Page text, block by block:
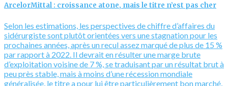
ArcelorMittal : croissance atone, mais le titre n’est pas cher
Selon les estimations, les perspectives de chiffre d’affaires du
sidérurgiste sont plutôt orientées vers une stagnation pour les
prochaines années, après un recul assez marqué de plus de 15 %
par rapport à 2022. Il devrait en résulter une marge brute
d’exploitation voisine de 7 %, se traduisant par un résultat brut à
peu près stable, mais à moins d’une récession mondiale
généralisée, le titre a pour lui être particulièrement bon marché,